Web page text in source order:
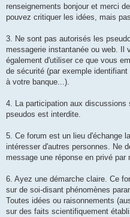
renseignements bonjour et merci
pouvez critiquer les idées, mais
3. Ne sont pas autorisés les
messagerie instantanée ou web. Il
également d'utiliser ce que vous
de sécurité (par exemple
à votre banque...).
4. La participation aux discussions
pseudos est interdite.
5. Ce forum est un lieu d'échange
intéresser d'autres personnes. Ne
message une réponse en privé par
6. Ayez une démarche claire. Ce
sur de soi-disant phénomènes
Toutes idées ou raisonnements
sur des faits scientifiquement